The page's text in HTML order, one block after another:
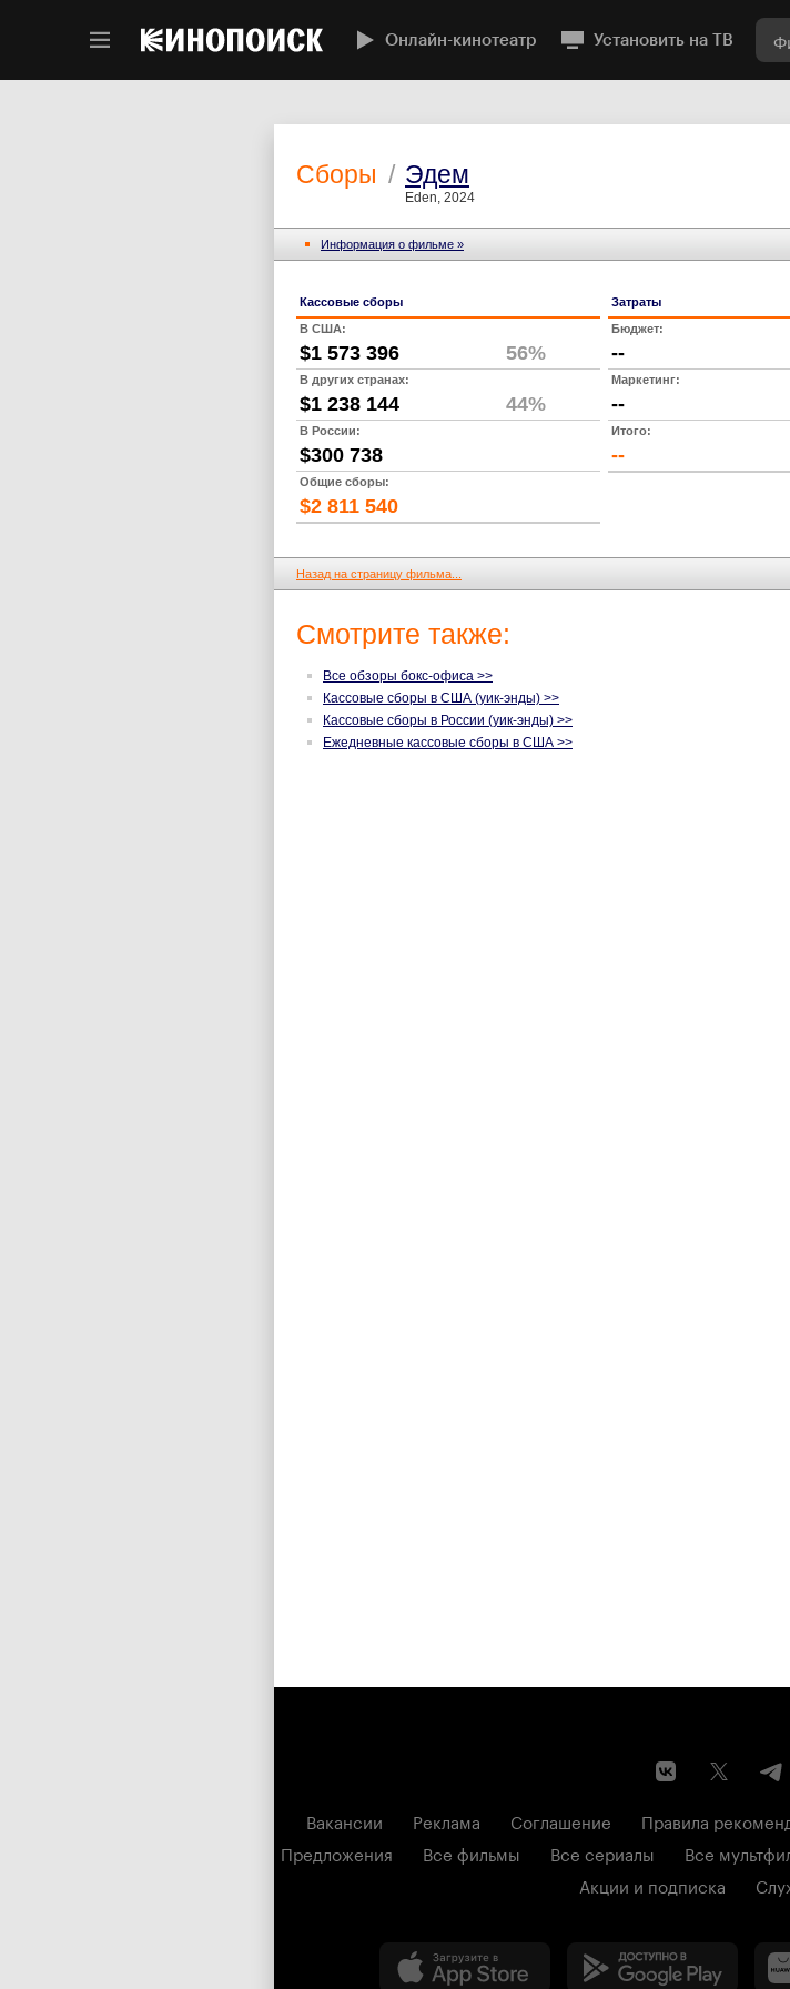
Онлайн-кинотеатр Установить на ТВ
Сборы / Эдем
Eden, 2024
Информация о фильме »
Кассовые сборы
В США:
$1 573 396 56%
В других странах:
$1 238 144 44%
В России:
$300 738
Общие сборы:
$2 811 540
Затраты
Бюджет:
--
Маркетинг:
--
Итого:
--
Назад на страницу фильма...
Смотрите также:
Все обзоры бокс-офиса >>
Кассовые сборы в США (уик-энды) >>
Кассовые сборы в России (уик-энды) >>
Ежедневные кассовые сборы в США >>
Вакансии Реклама Соглашение Правила
Предложения
Все фильмы Все сериалы Все
Акции и подписка